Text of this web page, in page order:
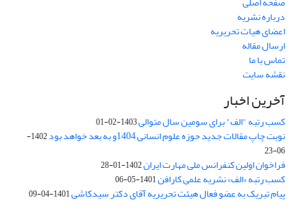
درباره نشریه
اعضای هیات تحریریه
ارسال مقاله
تماس با ما
نقشه سایت
آخرین اخبار
کسب رتبه "الف" برای سومین سال متوالی1403-02-01
نوبت چاپ مقالات جدید حوزه علوم انسانی 1404و به بعد خواهد بود
1402-
06-23
فراخوان اولین کنفرانس ملی مهارت ایران1402-01-28
کسب رتبه «الف» نشریه علمی کارافن1401-05-06
پیام تبریک به عضو فعال هیئت تحریریه آقای دکتر سیدکاشی1401-04-09